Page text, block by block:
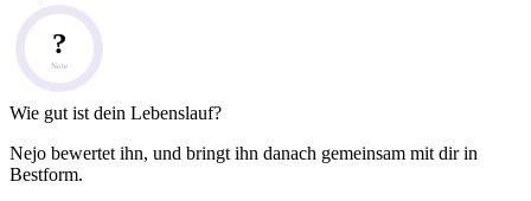
?
Note
Wie gut ist dein Lebenslauf?
Nejo bewertet ihn, und bringt ihn danach gemeinsam mit dir in
Bestform.